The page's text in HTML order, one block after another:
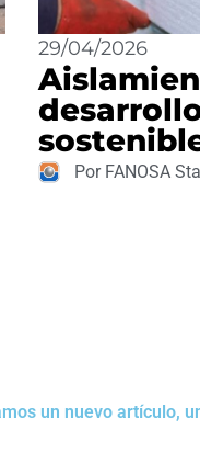
29/04/2026
Por FANOSA
un nuevo artículo,